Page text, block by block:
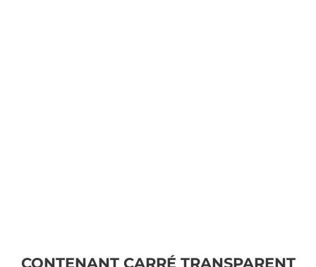
CONTENANT CARRÉ TRANSPARENT